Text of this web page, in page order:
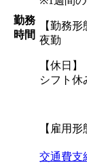
勤務
時間
【勤務形
夜勤
【休日】
シフト休
【雇用
交通費支